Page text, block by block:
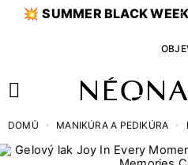
💥SUMMER BLACK WEEK
DOMŮ MANIKÚRA A PEDIKÚRA